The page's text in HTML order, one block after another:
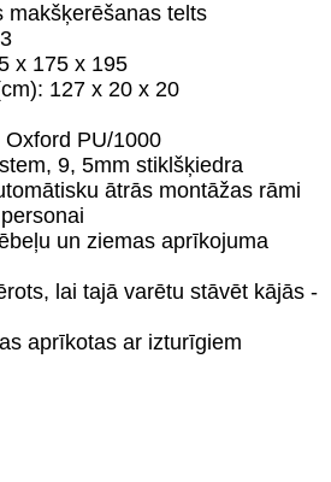
makšķerēšanas telts
x 175 x 195
127 x 20 x 20
PU/1000
9, 5mm stiklšķiedra
ātrās montāžas rāmi
un ziemas aprīkojuma
lai tajā varētu stāvēt kājās -
aprīkotas ar izturīgiem